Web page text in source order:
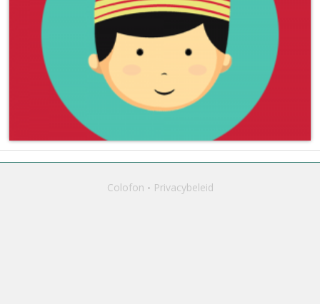
Colofon Privacybeleid